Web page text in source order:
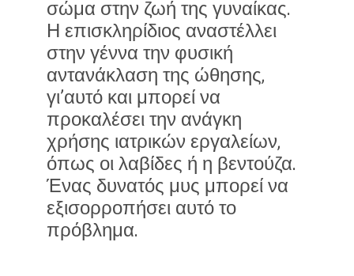
σώμα στην ζωή της γυναίκας.
Η επισκληρίδιος αναστέλλει
στην γέννα την φυσική
αντανάκλαση της ώθησης,
γι’αυτό και μπορεί να
προκαλέσει την ανάγκη
χρήσης ιατρικών εργαλείων,
όπως οι λαβίδες ή η βεντούζα.
Ένας δυνατός μυς μπορεί να
εξισορροπήσει αυτό το
πρόβλημα.